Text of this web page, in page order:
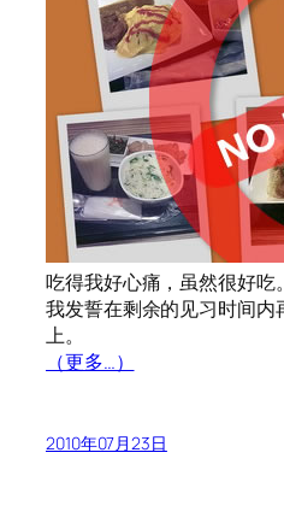
吃得我好心痛，虽然很好吃。
我发誓在剩余的见习时间内
上。
（更多…）
2010年07月23日